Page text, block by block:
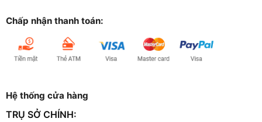
Chấp nhận thanh toán:
Hệ thống cửa hàng
TRỤ SỞ CHÍNH: